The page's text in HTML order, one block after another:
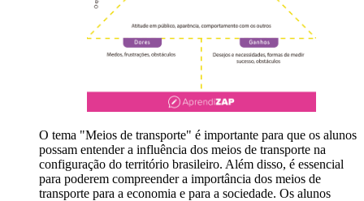
O tema "Meios de transporte" é importante para que os alunos
possam entender a influência dos meios de transporte na
configuração do território brasileiro. Além disso, é essencial
para poderem compreender a importância dos meios de
transporte para a economia e para a sociedade. Os alunos